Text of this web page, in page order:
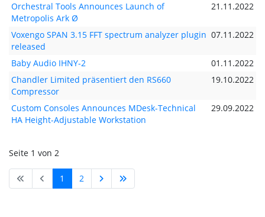
Orchestral Tools Announces Launch of
Metropolis Ark Ø
21.11.2022
Voxengo SPAN 3.15 FFT spectrum analyzer plugin
released
07.11.2022
Baby Audio IHNY-2
01.11.2022
Chandler Limited präsentiert den RS660
Compressor
19.10.2022
Custom Consoles Announces MDesk-Technical
HA Height-Adjustable Workstation
29.09.2022
Seite 1 von 2
1 2